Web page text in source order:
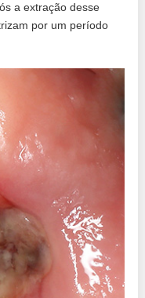
a extração desse
por um período